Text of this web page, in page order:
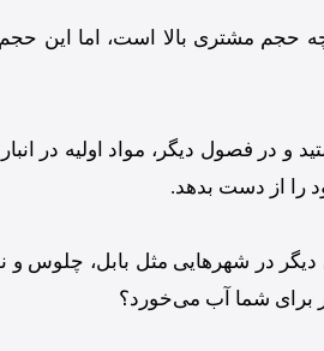
حجم مشتری بالا است، اما
و در فصول دیگر، مواد اولیه در
را از دست بدهد.
در شهرهایی مثل بابل، چلوس
برای شما آب می‌خورد؟